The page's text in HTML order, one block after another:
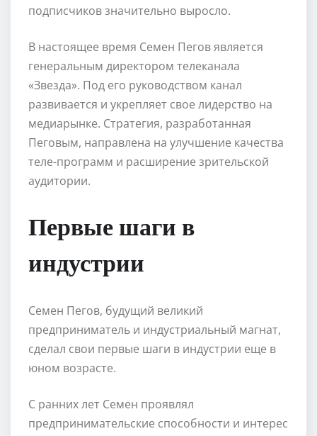
подписчиков значительно выросло.
В настоящее время Семен Пегов является
генеральным директором телеканала
«Звезда». Под его руководством канал
развивается и укрепляет свое лидерство на
медиарынке. Стратегия, разработанная
Пеговым, направлена на улучшение качества
теле-программ и расширение зрительской
аудитории.
Первые шаги в
индустрии
Семен Пегов, будущий великий
предприниматель и индустриальный магнат,
сделал свои первые шаги в индустрии еще в
юном возрасте.
С ранних лет Семен проявлял
предпринимательские способности и интерес